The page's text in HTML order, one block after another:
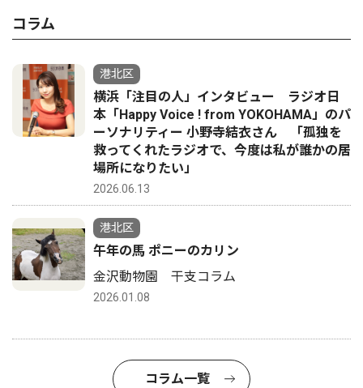
コラム
港北区
横浜「注目の人」インタビュー ラジオ日
本「Happy Voice ! from YOKOHAMA」のパ
ーソナリティー 小野寺結衣さん 「孤独を
救ってくれたラジオで、今度は私が誰かの居
場所になりたい」
2026.06.13
港北区
午年の馬 ポニーのカリン
金沢動物園 干支コラム
2026.01.08
コラム一覧